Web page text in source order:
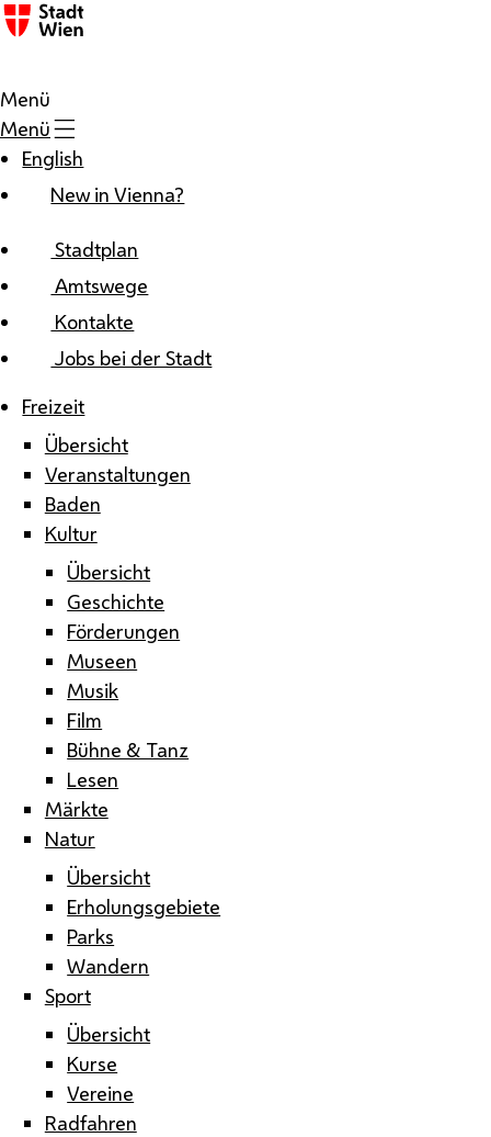
Zum Inhalt
Menü
Menü
English
New in Vienna?
Stadtplan
Amtswege
Kontakte
Jobs bei der Stadt
Freizeit
Übersicht
Veranstaltungen
Baden
Kultur
Übersicht
Geschichte
Förderungen
Museen
Musik
Film
Bühne & Tanz
Lesen
Märkte
Natur
Übersicht
Erholungsgebiete
Parks
Wandern
Sport
Übersicht
Kurse
Vereine
Radfahren